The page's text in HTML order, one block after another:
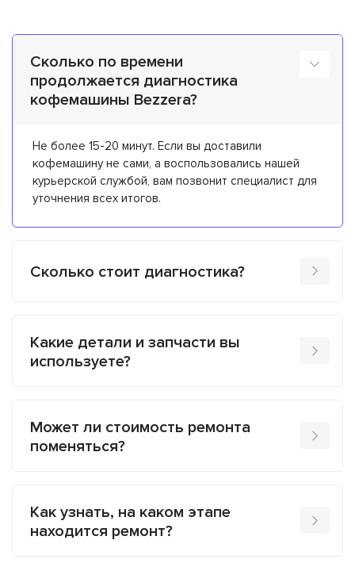
Сколько по времени
продолжается диагностика
кофемашины Bezzera?
Не более 15-20 минут. Если вы доставили
кофемашину не сами, а воспользовались нашей
курьерской службой, вам позвонит специалист для
уточнения всех итогов.
Сколько стоит диагностика?
Какие детали и запчасти вы
используете?
Может ли стоимость ремонта
поменяться?
Как узнать, на каком этапе
находится ремонт?